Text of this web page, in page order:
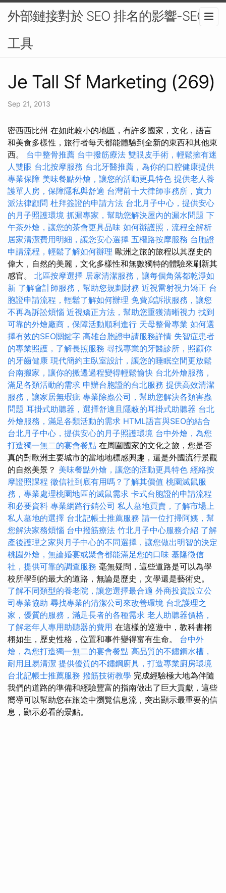
外部鏈接對於 SEO 排名的影響-SEO
工具
Je Tall Sf Marketing (269)
Sep 21, 2013
密西西比州 在如此較小的地區，有許多國家，文化，語言
和美食多樣性，旅行者每天都能體驗到全新的東西和其他東
西。 台中整骨推薦 台中撥筋療法 雙眼皮手術，輕鬆擁有迷
人雙眼 台北按摩服務 台北牙醫推薦，為你的口腔健康提供
專業保障 美味餐點外燴，讓您的活動更具特色 提供老人養
護單人房，保障隱私與舒適 台灣前十大律師事務所，實力
派法律顧問 杜拜簽證的申請方法 台北月子中心，提供安心
的月子照護環境 抓漏專家，幫助您解決屋內的漏水問題 下
午茶外燴，讓您的茶會更具品味 如何辦護照，流程全解析
居家清潔費用明細，讓您安心選擇 五權路按摩服務 台胞證
申請流程，輕鬆了解如何辦理 歐洲之旅的旅程以其歷史的
偉大，自然的美麗，文化多樣性和無數獨特的體驗來刷新其
感官。 北區按摩選擇 居家清潔服務，讓每個角落都乾淨如
新 了解會計師服務，幫助您規劃財務 近視雷射視力矯正 台
胞證申請流程，輕鬆了解如何辦理 免費寫訴狀服務，讓您
不再為訴訟煩惱 近視矯正方法，幫助您重獲清晰視力 找到
可靠的外燴廠商，保障活動順利進行 天母整骨專業 如何選
擇有效的SEO關鍵字 高雄台胞證申請服務詳情 失智症患者
的專業照護，了解長照服務 尋找專業的牙醫診所，照顧你
的牙齒健康 現代簡約主臥室設計，讓您的睡眠空間更放鬆
台南搬家，讓你的搬遷過程變得輕鬆愉快 台北外燴服務，
滿足各類活動的需求 申辦台胞證的台北服務 提供高效清潔
服務，讓家居無瑕疵 專業除蟲公司，幫助您解決各類害蟲
問題 耳掛式助聽器，選擇舒適且隱蔽的耳掛式助聽器 台北
外燴服務，滿足各類活動的需求 HTML語言與SEO的結合
台北月子中心，提供安心的月子照護環境 台中外燴，為您
打造獨一無二的宴會餐點 在周圍國家的文化之旅，您是否
真的對歐洲主要城市的當地地標感興趣，還是外國流行景觀
的自然美景？ 美味餐點外燴，讓您的活動更具特色 經絡按
摩證照課程 徵信社到底有用嗎？了解其價值 桃園滅鼠服
務，專業處理桃園地區的滅鼠需求 卡式台胞證的申請流程
和必要資料 專業網路行銷公司 私人墓地買賣，了解市場上
私人墓地的選擇 台北記帳士推薦服務 請一位打掃阿姨，幫
您解決家務煩惱 台中撥筋療法 竹北月子中心服務介紹 了解
產後護理之家與月子中心的不同選擇，讓您做出明智的決定
桃園外燴，無論婚宴或聚會都能滿足您的口味 基隆徵信
社，提供可靠的調查服務 毫無疑問，這些道路是可以為學
校所學到的最大的道路，無論是歷史，文學還是藝術史。
了解不同類型的養老院，讓您選擇最合適 外商投資設立公
司專業協助 尋找專業的清潔公司來改善環境 台北護理之
家，優質的服務，滿足長者的各種需求 老人助聽器價格，
了解老年人專用助聽器的費用 在這樣的巡遊中，教科書栩
栩如生，歷史性格，位置和事件變得富有生命。 台中外
燴，為您打造獨一無二的宴會餐點 高品質的不鏽鋼水槽，
耐用且易清潔 提供優質的不鏽鋼廚具，打造專業廚房環境
台北記帳士推薦服務 撥筋技術教學 完成經驗極大地為伴隨
我們的道路的準備和經驗豐富的指南做出了巨大貢獻，這些
嚮導可以幫助您在旅途中瀏覽信息流，突出顯示最重要的信
息，顯示必看的景點。